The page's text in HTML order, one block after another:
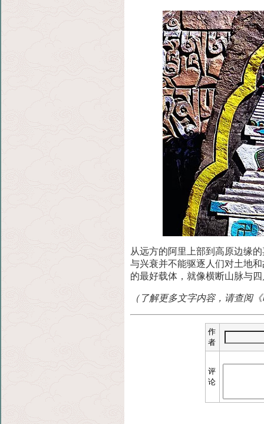
从远方的阿里上部到高原边缘
与兴衰并不能驱逐 人们对土地
的最好载体，就像横断山脉与
（了解更多文字内容，请查阅